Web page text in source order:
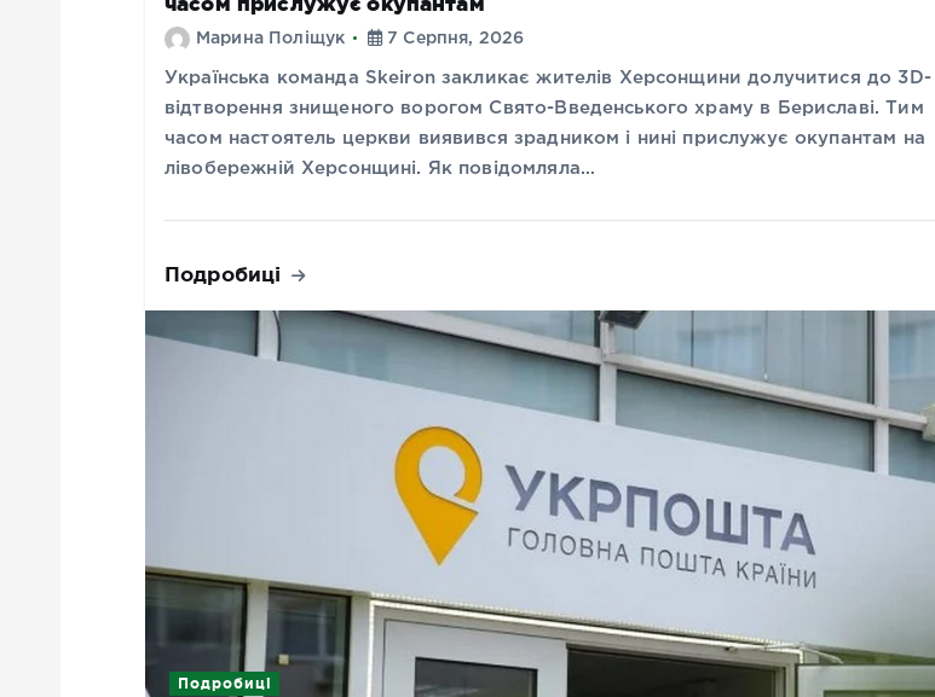
Марина Поліщук 7 Серпня, 2026
Українська команда Skeiron закликає жителів Херсонщини долучитися до 3D-
відтворення знищеного ворогом Свято-Введенського храму в Бериславі. Тим
часом настоятель церкви виявився зрадником і нині прислужує окупантам на
лівобережній Херсонщині. Як повідомляла…
Подробиці
Подробиці